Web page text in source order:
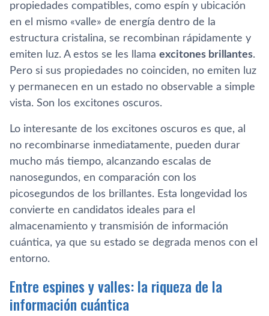
propiedades compatibles, como espín y ubicación
en el mismo «valle» de energía dentro de la
estructura cristalina, se recombinan rápidamente y
emiten luz. A estos se les llama excitones brillantes.
Pero si sus propiedades no coinciden, no emiten luz
y permanecen en un estado no observable a simple
vista. Son los excitones oscuros.
Lo interesante de los excitones oscuros es que, al
no recombinarse inmediatamente, pueden durar
mucho más tiempo, alcanzando escalas de
nanosegundos, en comparación con los
picosegundos de los brillantes. Esta longevidad los
convierte en candidatos ideales para el
almacenamiento y transmisión de información
cuántica, ya que su estado se degrada menos con el
entorno.
Entre espines y valles: la riqueza de la
información cuántica